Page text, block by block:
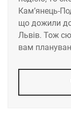
Кам’янець-
що дожили до
Львів. Тож
вам